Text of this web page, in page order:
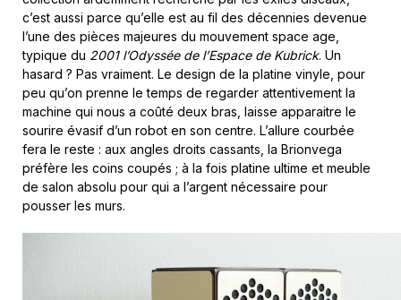
c’est aussi parce qu’elle est au fil des décennies devenue
l’une des pièces majeures du mouvement space age,
typique du 2001 l’Odyssée de l’Espace de Kubrick. Un
hasard ? Pas vraiment. Le design de la platine vinyle, pour
peu qu’on prenne le temps de regarder attentivement la
machine qui nous a coûté deux bras, laisse apparaitre le
sourire évasif d’un robot en son centre. L’allure courbée
fera le reste : aux angles droits cassants, la Brionvega
préfère les coins coupés ; à la fois platine ultime et meuble
de salon absolu pour qui a l’argent nécessaire pour
pousser les murs.